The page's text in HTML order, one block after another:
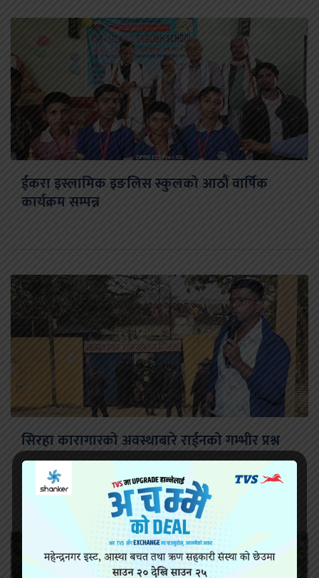
ईकरा इस्लामिक इङलिस स्कुलको आठौं वार्षिक
कार्यक्रम सम्पन्न
सिरहा कारागारको अवस्थाबारे राईनको गम्भीर प्रश्न